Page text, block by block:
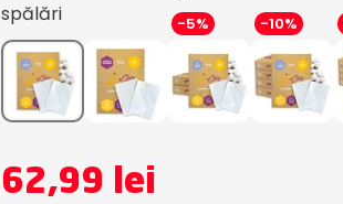
spălări
-5% -10%
62,99 lei